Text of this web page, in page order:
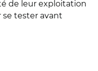
de leur exploitation
tester avant